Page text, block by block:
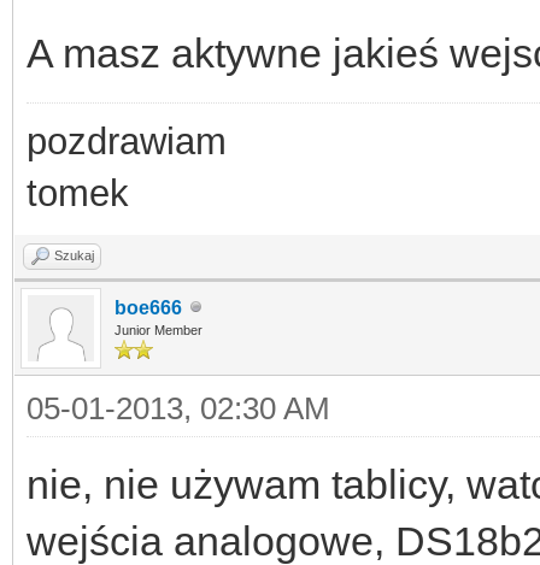
A masz aktywne jakieś
pozdrawiam
tomek
Szukaj
boe666
Junior Member
05-01-2013, 02:30 AM
nie, nie używam tablicy,
wejścia analogowe,